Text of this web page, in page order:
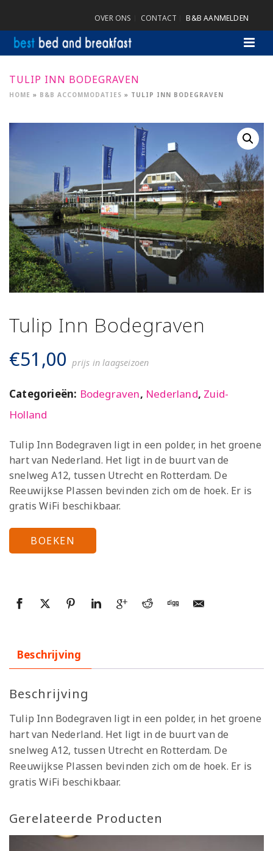
OVER ONS CONTACT B&B AANMELDEN
TULIP INN BODEGRAVEN
HOME » B&B ACCOMMODATIES » TULIP INN BODEGRAVEN
Tulip Inn Bodegraven
€51,00 prijs in laagseizoen
Categorieën: Bodegraven, Nederland, Zuid-
Holland
Tulip Inn Bodegraven ligt in een polder, in het groene
hart van Nederland. Het ligt in de buurt van de
snelweg A12, tussen Utrecht en Rotterdam. De
Reeuwijkse Plassen bevinden zich om de hoek. Er is
gratis WiFi beschikbaar.
BOEKEN
Beschrijving
Beschrijving
Tulip Inn Bodegraven ligt in een polder, in het groene
hart van Nederland. Het ligt in de buurt van de
snelweg A12, tussen Utrecht en Rotterdam. De
Reeuwijkse Plassen bevinden zich om de hoek. Er is
gratis WiFi beschikbaar.
Gerelateerde Producten